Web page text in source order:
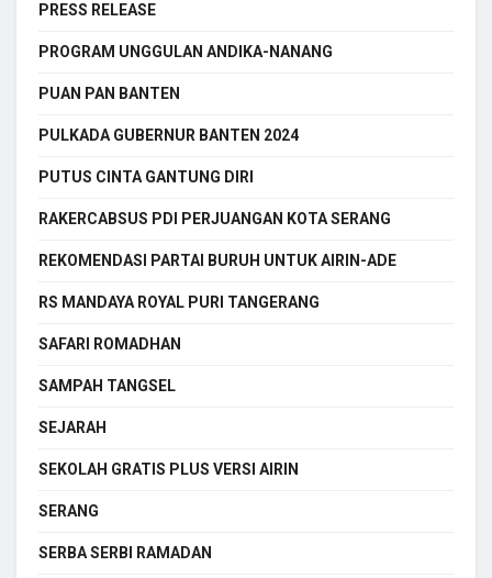
PRESS RELEASE
PROGRAM UNGGULAN ANDIKA-NANANG
PUAN PAN BANTEN
PULKADA GUBERNUR BANTEN 2024
PUTUS CINTA GANTUNG DIRI
RAKERCABSUS PDI PERJUANGAN KOTA SERANG
REKOMENDASI PARTAI BURUH UNTUK AIRIN-ADE
RS MANDAYA ROYAL PURI TANGERANG
SAFARI ROMADHAN
SAMPAH TANGSEL
SEJARAH
SEKOLAH GRATIS PLUS VERSI AIRIN
SERANG
SERBA SERBI RAMADAN